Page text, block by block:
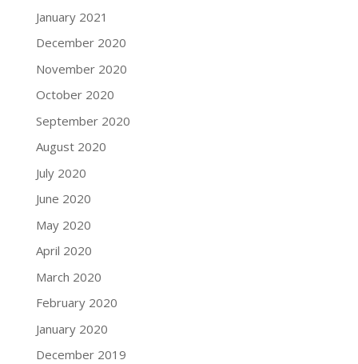
January 2021
December 2020
November 2020
October 2020
September 2020
August 2020
July 2020
June 2020
May 2020
April 2020
March 2020
February 2020
January 2020
December 2019